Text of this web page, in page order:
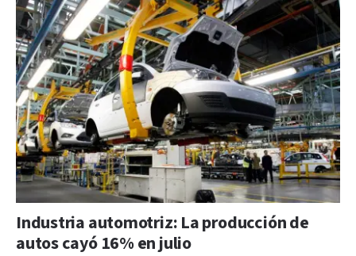
Industria automotriz: La producción de
autos cayó 16% en julio